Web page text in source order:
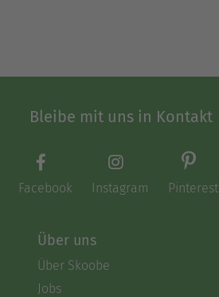
Bleibe mit uns in Kontakt
Facebook Instagram Pinterest
Über uns
Über Skoobe
Jobs